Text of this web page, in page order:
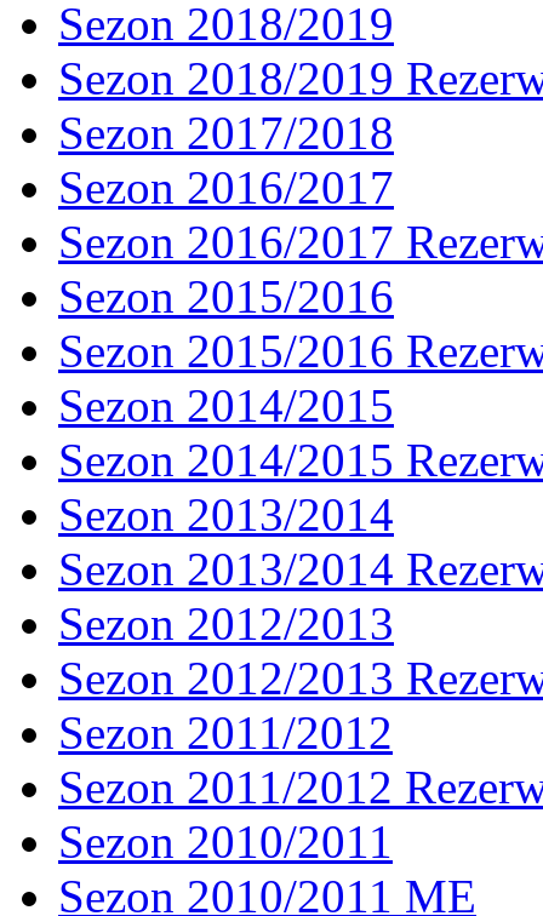
Sezon 2018/2019
Sezon 2018/2019
Sezon 2017/2018
Sezon 2016/2017
Sezon 2016/2017
Sezon 2015/2016
Sezon 2015/2016
Sezon 2014/2015
Sezon 2014/2015
Sezon 2013/2014
Sezon 2013/2014
Sezon 2012/2013
Sezon 2012/2013
Sezon 2011/2012
Sezon 2011/2012
Sezon 2010/2011
Sezon 2010/2011 ME